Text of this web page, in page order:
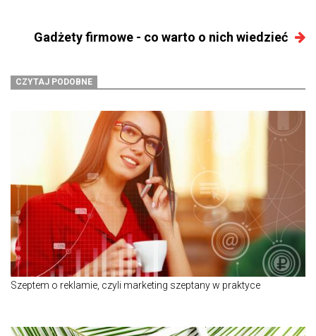
Gadżety firmowe - co warto o nich wiedzieć
CZYTAJ PODOBNE
Szeptem o reklamie, czyli marketing szeptany w praktyce